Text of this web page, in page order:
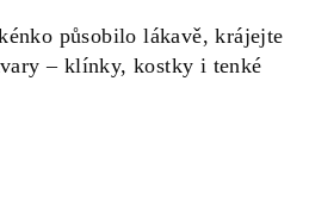
působilo lákavě, krájejte
– klínky, kostky i tenké